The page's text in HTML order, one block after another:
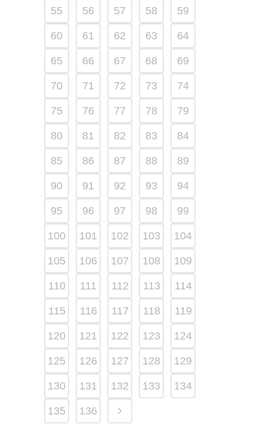
55 56 57 58 59
60 61 62 63 64
65 66 67 68 69
70 71 72 73 74
75 76 77 78 79
80 81 82 83 84
85 86 87 88 89
90 91 92 93 94
95 96 97 98 99
100 101 102 103 104
105 106 107 108 109
110 111 112 113 114
115 116 117 118 119
120 121 122 123 124
125 126 127 128 129
130 131 132 133 134
135 136